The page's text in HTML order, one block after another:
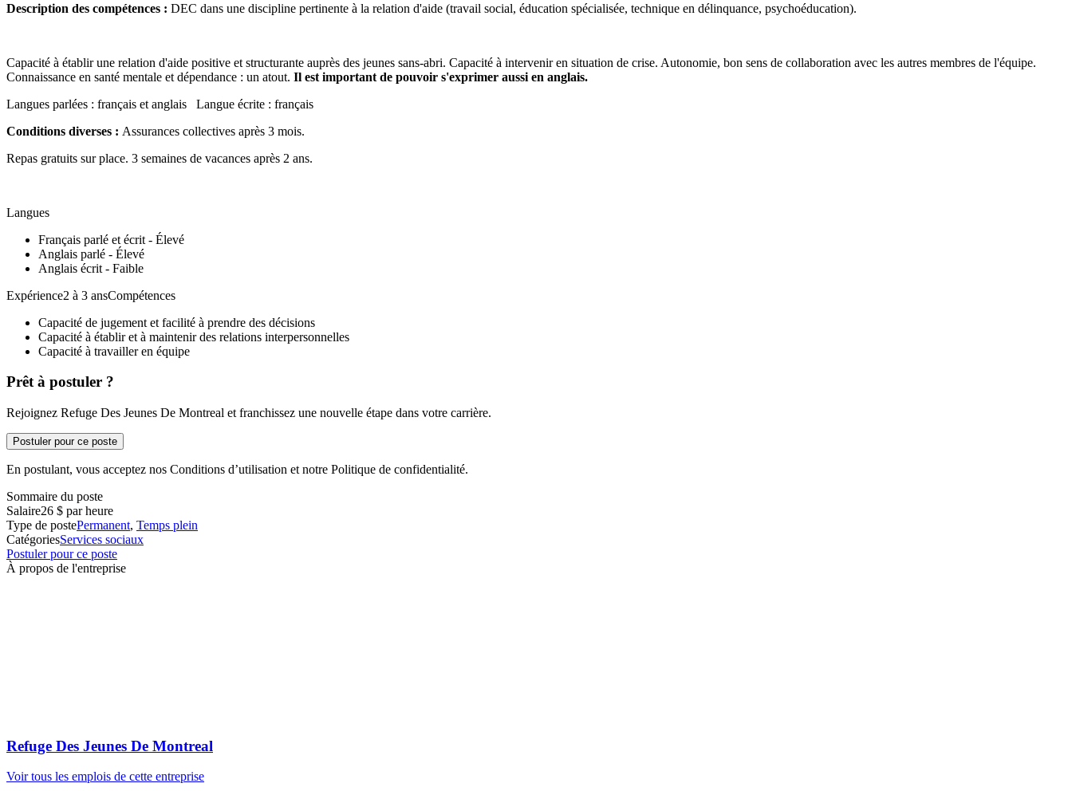
Description des compétences : DEC dans une discipline pertinente à la relation d'aide (travail social, éducation spécialisée, technique en délinquance, psychoéducation).
Capacité à établir une relation d'aide positive et structurante auprès des jeunes sans-abri. Capacité à intervenir en situation de crise. Autonomie, bon sens de collaboration avec les autres membres de l'équipe.
Connaissance en santé mentale et dépendance : un atout. Il est important de pouvoir s'exprimer aussi en anglais.
Langues parlées : français et anglais Langue écrite : français
Conditions diverses : Assurances collectives après 3 mois.
Repas gratuits sur place. 3 semaines de vacances après 2 ans.
Langues
Français parlé et écrit - Élevé
Anglais parlé - Élevé
Anglais écrit - Faible
Expérience2 à 3 ansCompétences
Capacité de jugement et facilité à prendre des décisions
Capacité à établir et à maintenir des relations interpersonnelles
Capacité à travailler en équipe
Prêt à postuler ?
Rejoignez Refuge Des Jeunes De Montreal et franchissez une nouvelle étape dans votre carrière.
Postuler pour ce poste
En postulant, vous acceptez nos Conditions d’utilisation et notre Politique de confidentialité.
Sommaire du poste
Salaire26 $ par heure
Type de postePermanent, Temps plein
CatégoriesServices sociaux
Postuler pour ce poste
À propos de l'entreprise
Refuge Des Jeunes De Montreal
Voir tous les emplois de cette entreprise